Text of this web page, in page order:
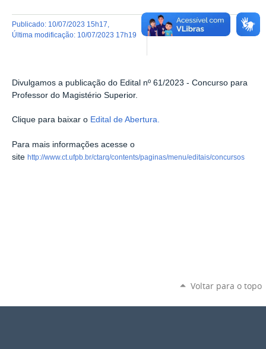
publicado: 10/07/2023 15h17
última modificação: 10/07/2023 17h19
Divulgamos a publicação do Edital nº 61/2023 - Concurso para
Professor do Magistério Superior.
Clique para baixar o Edital de Abertura.
Para mais informações acesse o
site http://www.ct.ufpb.br/ctarq/contents/paginas/menu/editais/concursos
Voltar para o topo